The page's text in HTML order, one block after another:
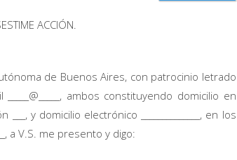
ACCIÓN.
Autónoma de Buenos Aires, con patrocinio letrado
_____@_____, ambos constituyendo domicilio en
y domicilio electrónico ______________, en los
a V.S. me presento y digo: